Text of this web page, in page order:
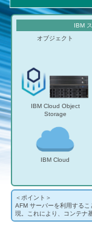
IBM
オブジェクト
IBM Cloud Object
Storage
IBM Cloud
＜ポイント＞
AFM サーバーを利用する
現。これにより、コンテナ